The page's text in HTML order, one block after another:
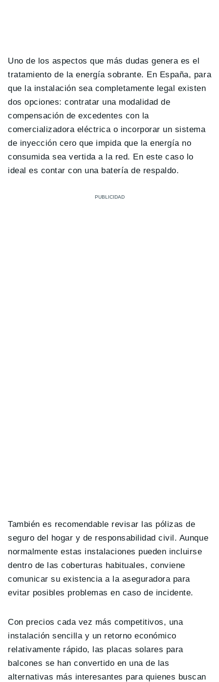
Uno de los aspectos que más dudas genera es el
tratamiento de la energía sobrante. En España, para
que la instalación sea completamente legal existen
dos opciones: contratar una modalidad de
compensación de excedentes con la
comercializadora eléctrica o incorporar un sistema
de inyección cero que impida que la energía no
consumida sea vertida a la red. En este caso lo
ideal es contar con una batería de respaldo.
También es recomendable revisar las pólizas de
seguro del hogar y de responsabilidad civil. Aunque
normalmente estas instalaciones pueden incluirse
dentro de las coberturas habituales, conviene
comunicar su existencia a la aseguradora para
evitar posibles problemas en caso de incidente.
Con precios cada vez más competitivos, una
instalación sencilla y un retorno económico
relativamente rápido, las placas solares para
balcones se han convertido en una de las
alternativas más interesantes para quienes buscan